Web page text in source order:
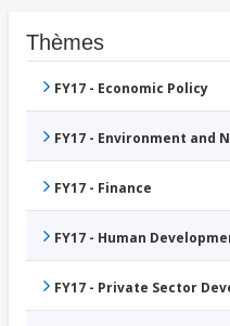
Thèmes
FY17 - Economic Policy
FY17 - Environment and
FY17 - Finance
FY17 - Human
FY17 - Private Sector